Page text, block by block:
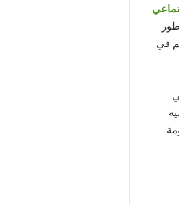
في